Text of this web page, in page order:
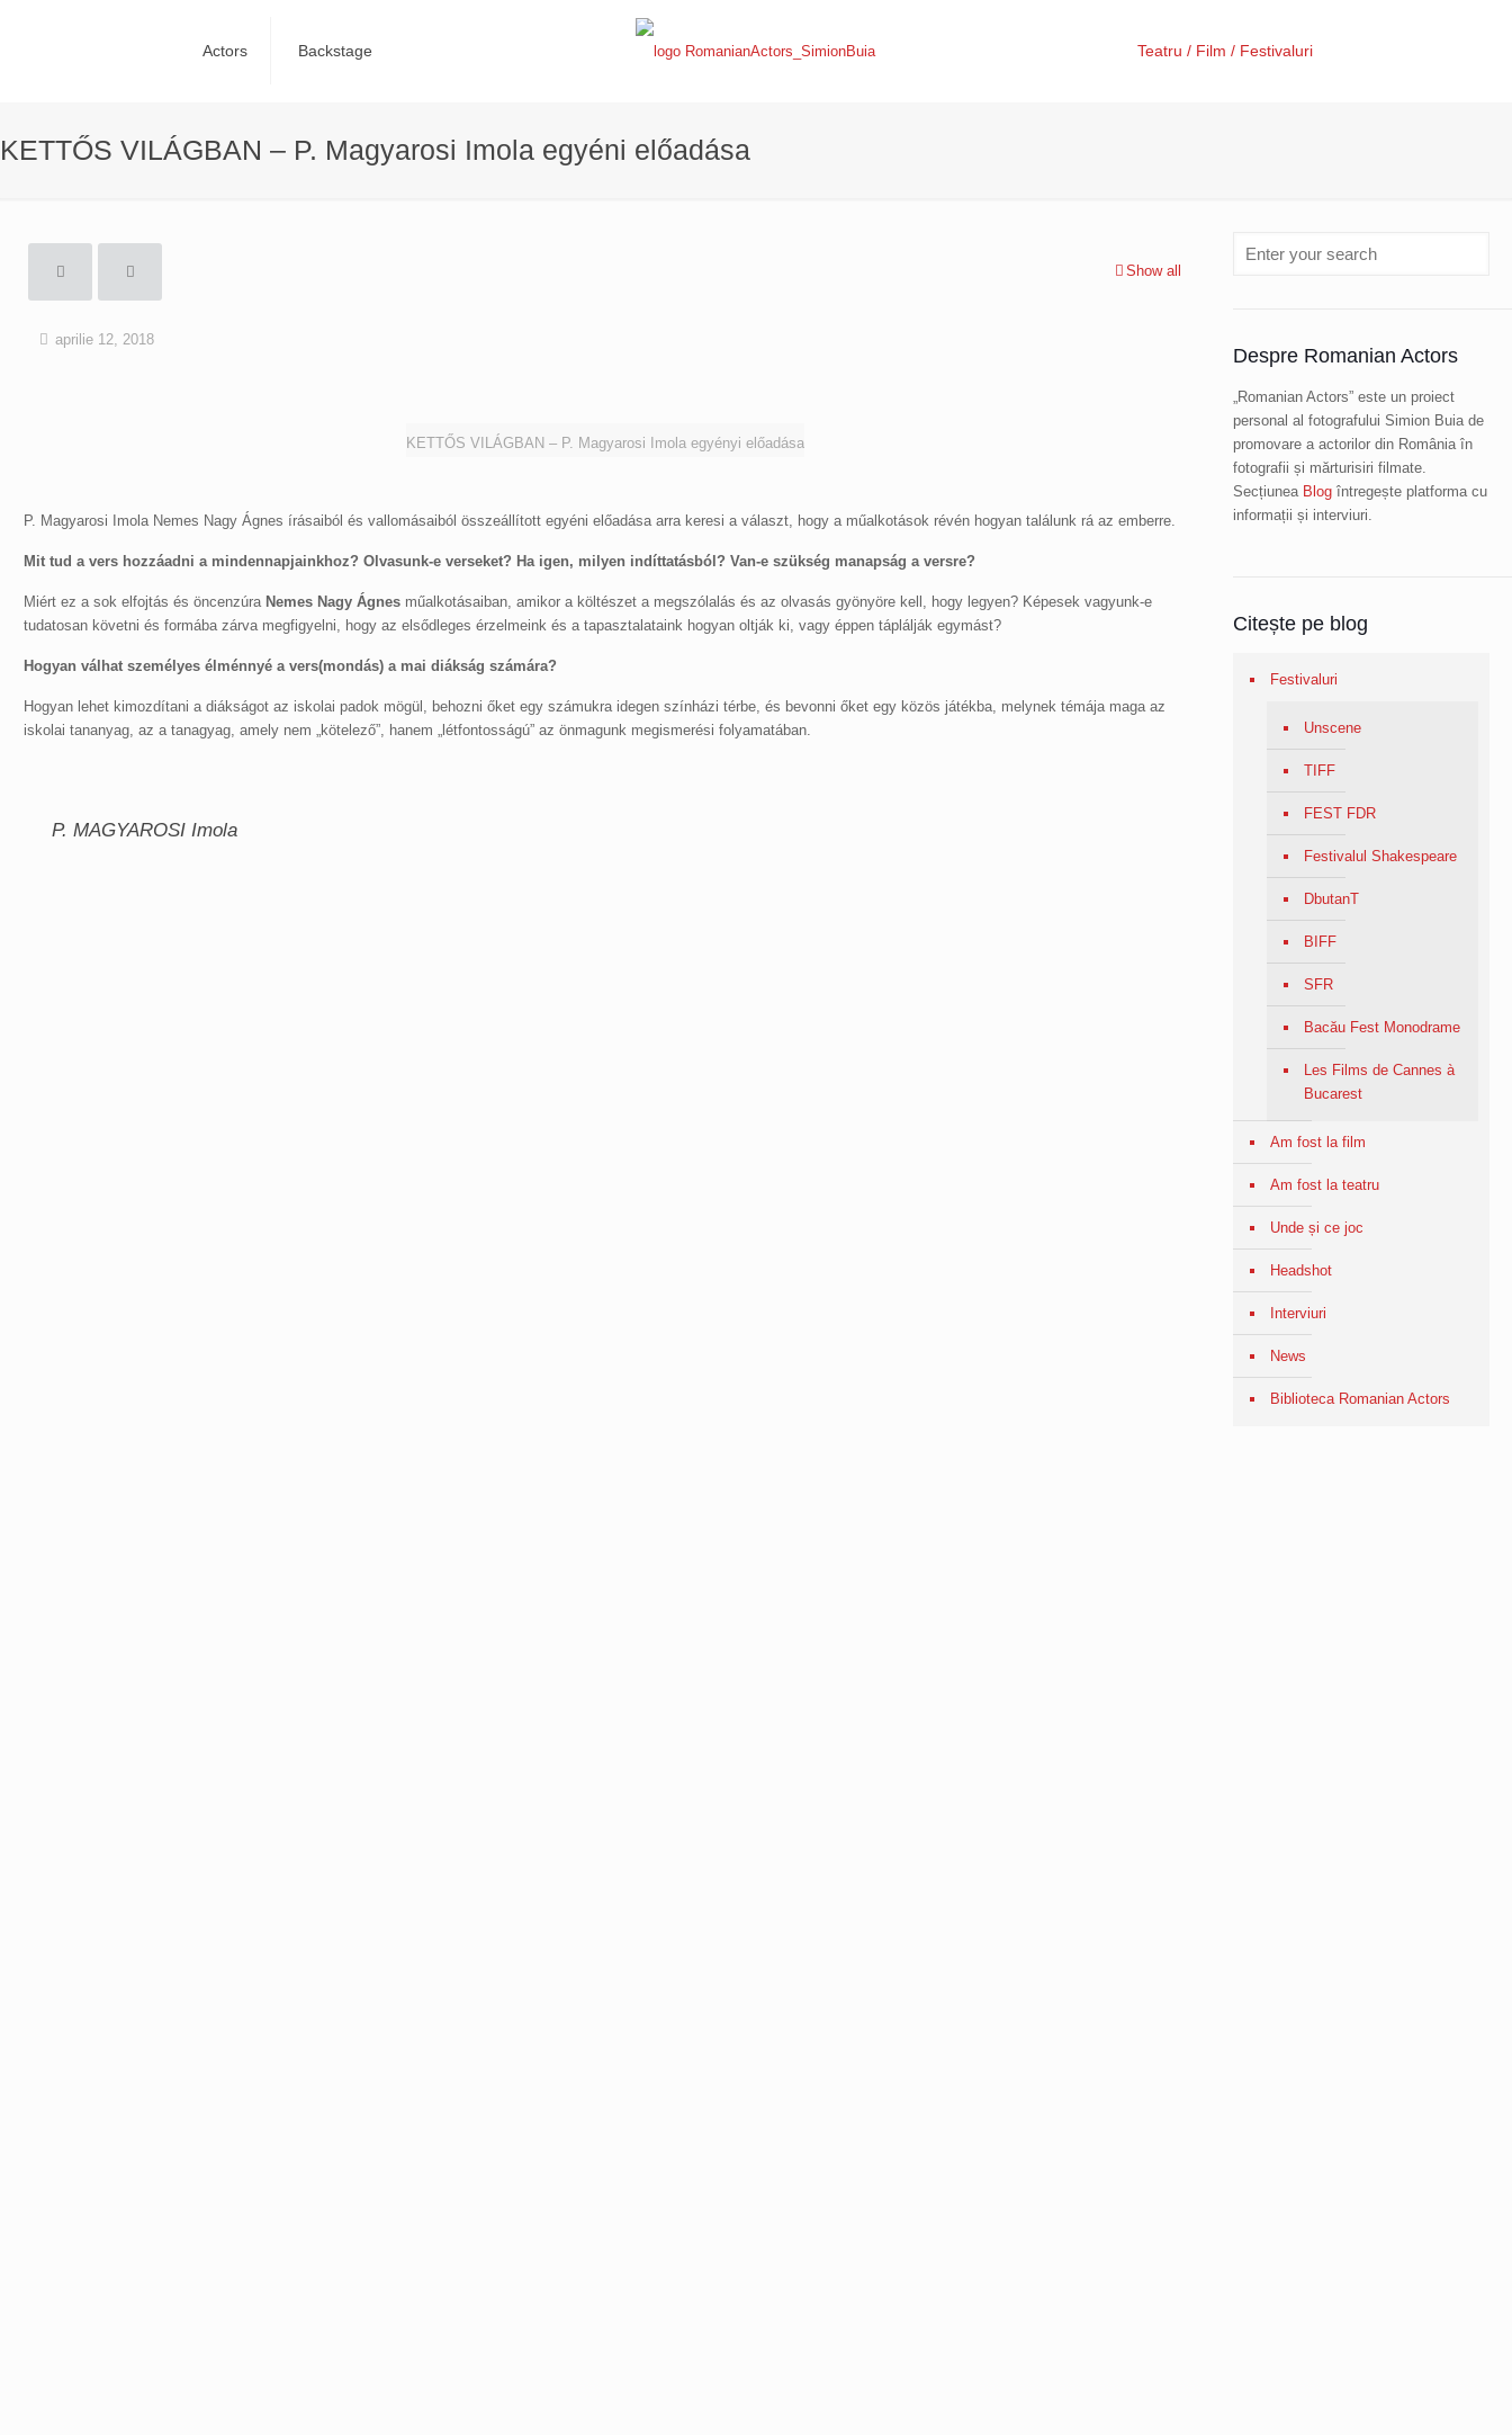
Actors Backstage Teatru / Film / Festivaluri
KETTŐS VILÁGBAN – P. Magyarosi Imola egyéni előadása
Show all
aprilie 12, 2018
KETTŐS VILÁGBAN – P. Magyarosi Imola egyényi előadása
P. Magyarosi Imola Nemes Nagy Ágnes írásaiból és vallomásaiból összeállított egyéni előadása arra keresi a választ, hogy a műalkotások révén hogyan találunk rá az emberre.
Mit tud a vers hozzáadni a mindennapjainkhoz? Olvasunk-e verseket? Ha igen, milyen indíttatásból? Van-e szükség manapság a versre?
Miért ez a sok elfojtás és öncenzúra Nemes Nagy Ágnesműalkotásaiban, amikor a költészet a megszólalás és az olvasás gyönyöre kell, hogy legyen? Képesek vagyunk-e
tudatosan követni és formába zárva megfigyelni, hogy az elsődleges érzelmeink és a tapasztalataink hogyan oltják ki, vagy éppen táplálják egymást?
Hogyan válhat személyes élménnyé a vers(mondás) a mai diákság számára?
Hogyan lehet kimozdítani a diákságot az iskolai padok mögül, behozni őket egy számukra idegen színházi térbe, és bevonni őket egy közös játékba, melynek témája maga az
iskolai tananyag, az a tanagyag, amely nem „kötelező”, hanem „létfontosságú” az önmagunk megismerési folyamatában.
P. MAGYAROSI Imola
Despre Romanian Actors
„Romanian Actors” este un proiect
personal al fotografului Simion Buia de
promovare a actorilor din România în
fotografii și mărturisiri filmate.
Secțiunea Blog întregește platforma cu
informații și interviuri.
Citește pe blog
Festivaluri
Unscene
TIFF
FEST FDR
Festivalul Shakespeare
DbutanT
BIFF
SFR
Bacău Fest Monodrame
Les Films de Cannes à
Bucarest
Am fost la film
Am fost la teatru
Unde și ce joc
Headshot
Interviuri
News
Biblioteca Romanian Actors